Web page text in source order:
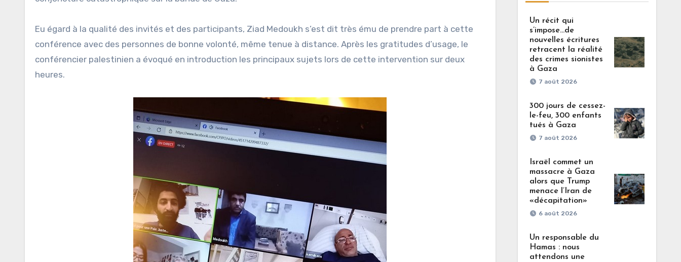
Eu égard à la qualité des invités et des participants, Ziad Medoukh s’est dit très ému de prendre part à cette
conférence avec des personnes de bonne volonté, même tenue à distance. Après les gratitudes d’usage, le
conférencier palestinien a évoqué en introduction les principaux sujets lors de cette intervention sur deux
heures.
Un récit qui
s’impose…de
nouvelles écritures
retracent la réalité
des crimes sionistes
à Gaza
7 août 2026
300 jours de cessez-
le-feu, 300 enfants
tués à Gaza
7 août 2026
Israël commet un
massacre à Gaza
alors que Trump
menace l’Iran de
«décapitation»
6 août 2026
Un responsable du
Hamas : nous
attendons une